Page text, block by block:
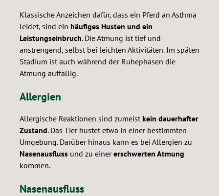
Klassische Anzeichen dafür, dass ein Pferd an Asthma
leidet, sind ein häufiges Husten und ein
Leistungseinbruch. Die Atmung ist tief und
anstrengend, selbst bei leichten Aktivitäten. Im späten
Stadium ist auch während der Ruhephasen die
Atmung auffällig.
Allergien
Allergische Reaktionen sind zumeist kein dauerhafter
Zustand. Das Tier hustet etwa in einer bestimmten
Umgebung. Darüber hinaus kann es bei Allergien zu
Nasenausfluss und zu einererschwerten Atmung
kommen.
Nasenausfluss